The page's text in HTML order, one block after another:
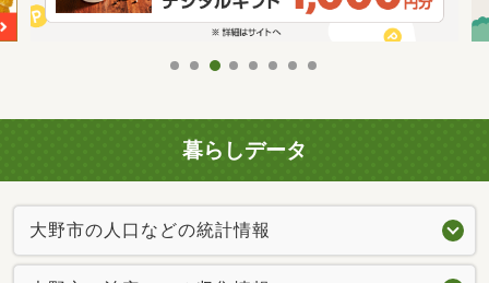
暮らしデータ
大野市の人口などの統計情報